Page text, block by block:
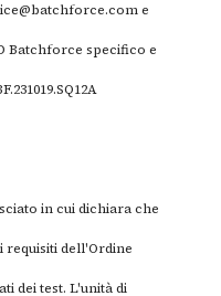
e
Batchforce specifico e
in cui dichiara che
dell'Ordine
dei test. L'unità di